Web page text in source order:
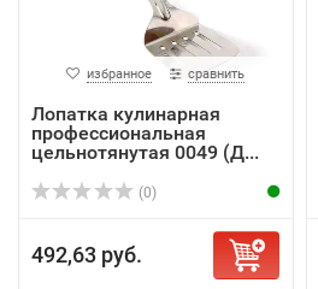
избранное сравнить
Лопатка кулинарная
профессиональная
цельнотянутая 0049 (Д...
(0)
492,63 руб.